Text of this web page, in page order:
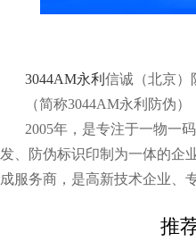
3044AM永利 信诚（北京）
（简称3044AM永利防伪
2005年，是专注于一物一
发、防伪标识印制为一体的企
成服务商，是高新技术企业、
推